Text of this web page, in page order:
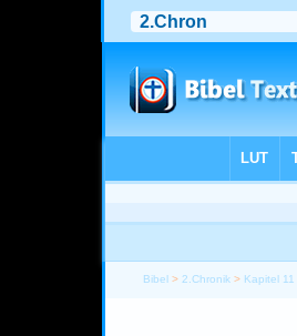
Bibel > 2.Chronik > Kapitel 11